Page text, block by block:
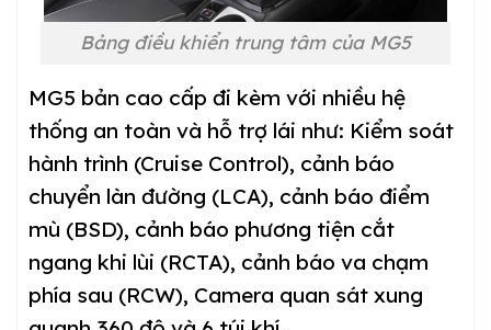
Bảng điều khiển trung tâm của MG5
MG5 bản cao cấp đi kèm với nhiều hệ
thống an toàn và hỗ trợ lái như: Kiểm soát
hành trình (Cruise Control), cảnh báo
chuyển làn đường (LCA), cảnh báo điểm
mù (BSD), cảnh báo phương tiện cắt
ngang khi lùi (RCTA), cảnh báo va chạm
phía sau (RCW), Camera quan sát xung